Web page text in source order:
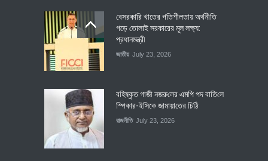
বেসরকারি খাতের গতিশীলতায় অর্থনীতি
গড়ে তোলাই সরকারের মূল লক্ষ্য:
প্রধানমন্ত্রী
জাতীয় July 23, 2026
বহিষ্কৃত গাজী নজরু‌লের এম‌পি পদ বা‌তি‌লে
স্পিকার-ইসিকে জামায়া‌তের চি‌ঠি
রাজনীতি July 23, 2026